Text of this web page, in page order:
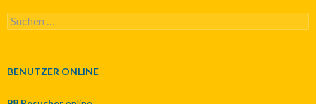
S
u
e
BENUTZER ONLINE